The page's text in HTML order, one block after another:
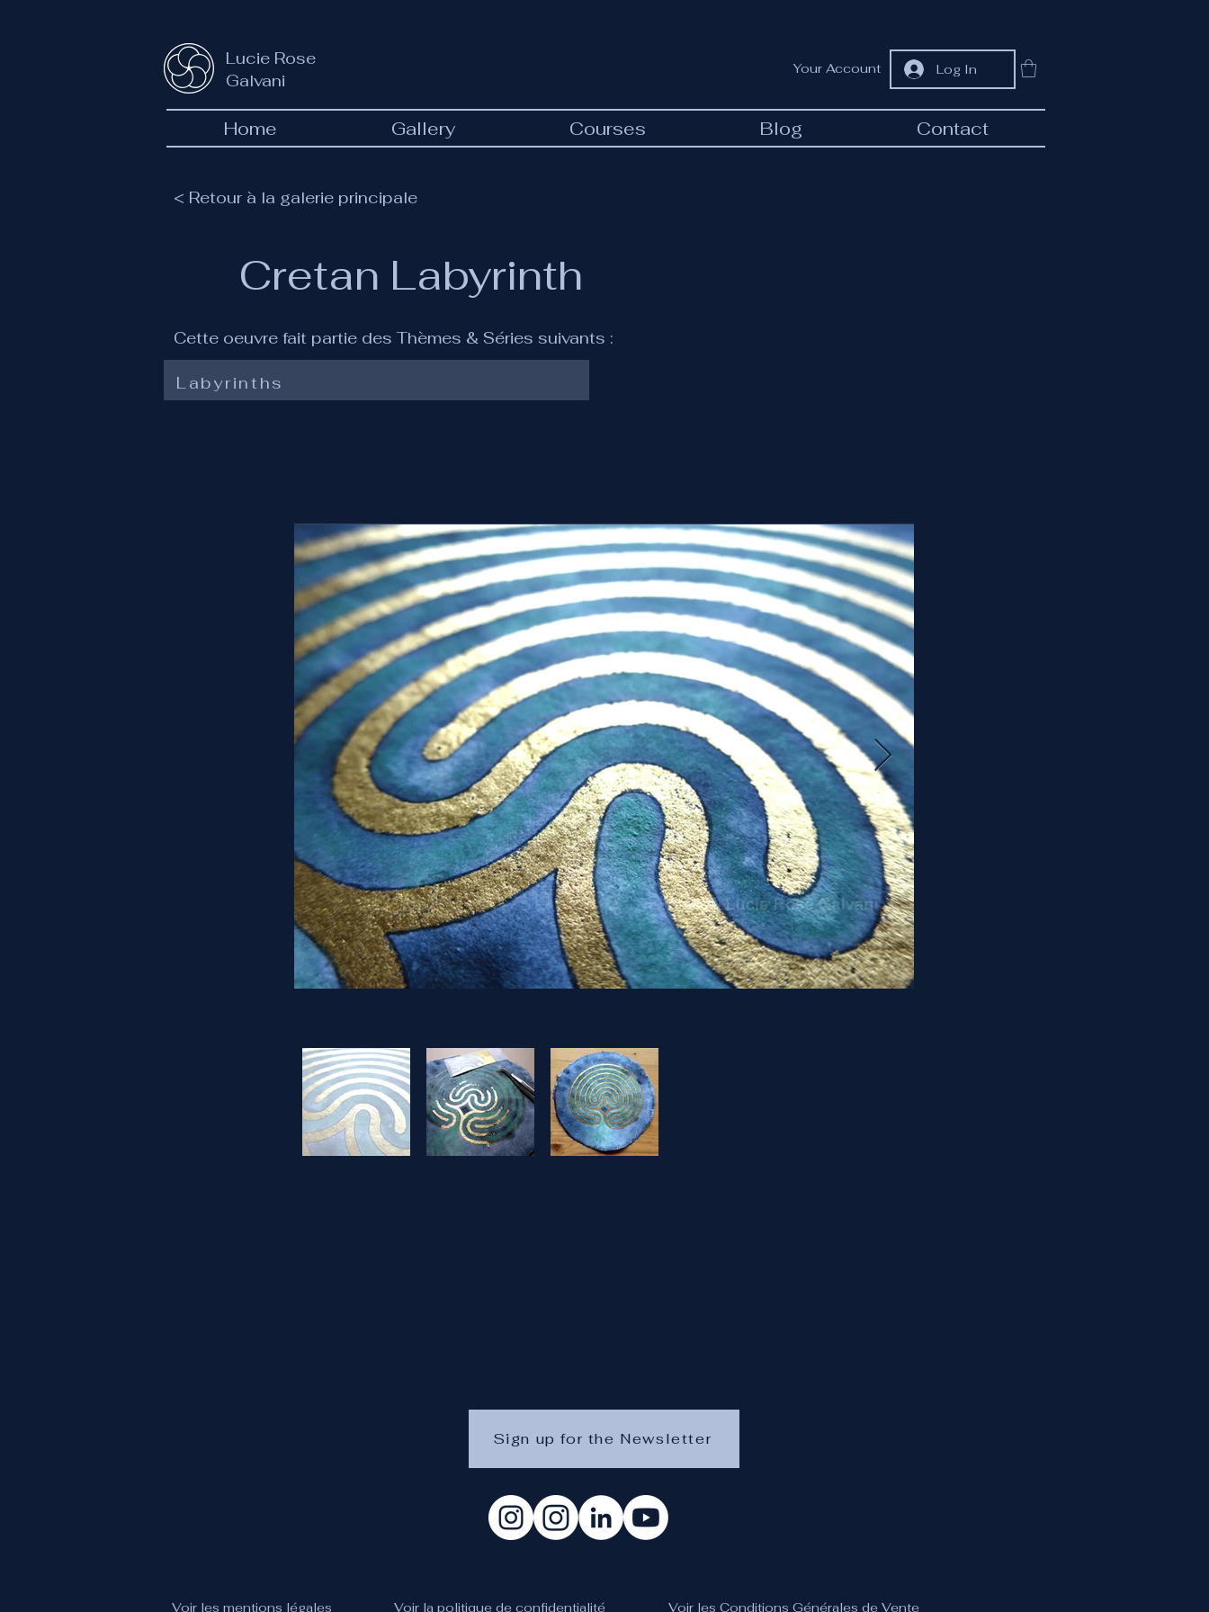
Your Account
Lucie Rose
Galvani
Log In
Home Gallery Courses Blog Contact
< Retour à la galerie principale
Cretan Labyrinth
Cette oeuvre fait partie des Thèmes & Séries suivants :
Labyrinths
Sign up for the Newsletter
Voir les mentions légales Voir la politique de confidentialité Voir les Conditions Générales de Vente